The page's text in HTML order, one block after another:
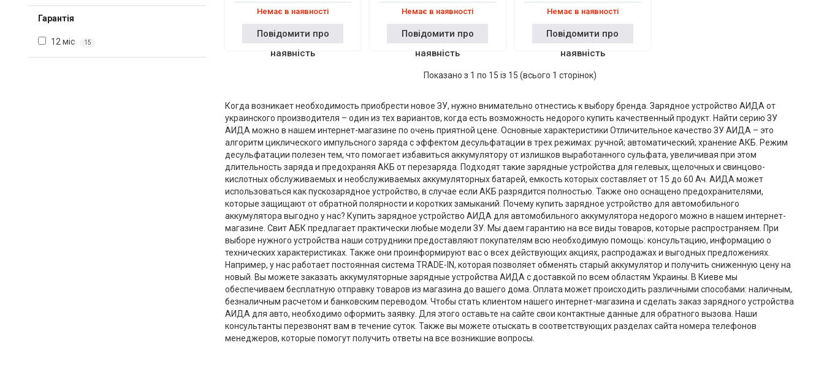
Гарантія
12 міс 15
Немає в наявності
Повідомити про
наявність
Немає в наявності
Повідомити про
наявність
Немає в наявності
Повідомити про
наявність
Показано з 1 по 15 із 15 (всього 1 сторінок)
Когда возникает необходимость приобрести новое ЗУ, нужно внимательно отнестись к выбору бренда. Зарядное устройство АИДА от
украинского производителя – один из тех вариантов, когда есть возможность недорого купить качественный продукт. Найти серию ЗУ
АИДА можно в нашем интернет-магазине по очень приятной цене. Основные характеристики Отличительное качество ЗУ АИДА – это
алгоритм циклического импульсного заряда с эффектом десульфатации в трех режимах: ручной; автоматический; хранение АКБ. Режим
десульфатации полезен тем, что помогает избавиться аккумулятору от излишков выработанного сульфата, увеличивая при этом
длительность заряда и предохраняя АКБ от перезаряда. Подходят такие зарядные устройства для гелевых, щелочных и свинцово-
кислотных обслуживаемых и необслуживаемых аккумуляторных батарей, емкость которых составляет от 15 до 60 Ач. АИДА может
использоваться как пускозарядное устройство, в случае если АКБ разрядится полностью. Также оно оснащено предохранителями,
которые защищают от обратной полярности и коротких замыканий. Почему купить зарядное устройство для автомобильного
аккумулятора выгодно у нас? Купить зарядное устройство АИДА для автомобильного аккумулятора недорого можно в нашем интернет-
магазине. Свит АБК предлагает практически любые модели ЗУ. Мы даем гарантию на все виды товаров, которые распространяем. При
выборе нужного устройства наши сотрудники предоставляют покупателям всю необходимую помощь: консультацию, информацию о
технических характеристиках. Также они проинформируют вас о всех действующих акциях, распродажах и выгодных предложениях.
Например, у нас работает постоянная система TRADE-IN, которая позволяет обменять старый аккумулятор и получить сниженную цену на
новый. Вы можете заказать аккумуляторные зарядные устройства АИДА с доставкой по всем областям Украины. В Киеве мы
обеспечиваем бесплатную отправку товаров из магазина до вашего дома. Оплата может происходить различными способами: наличным,
безналичным расчетом и банковским переводом. Чтобы стать клиентом нашего интернет-магазина и сделать заказ зарядного устройства
АИДА для авто, необходимо оформить заявку. Для этого оставьте на сайте свои контактные данные для обратного вызова. Наши
консультанты перезвонят вам в течение суток. Также вы можете отыскать в соответствующих разделах сайта номера телефонов
менеджеров, которые помогут получить ответы на все возникшие вопросы.